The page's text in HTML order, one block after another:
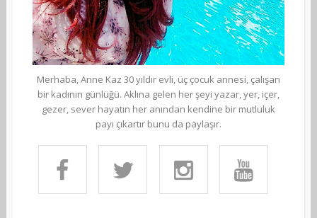
Merhaba, Anne Kaz 30 yıldır evli, üç çocuk annesi, çalışan
bir kadının günlüğü. Aklına gelen her şeyi yazar, yer, içer,
gezer, sever hayatın her anından kendine bir mutluluk
payı çıkartır bunu da paylaşır.